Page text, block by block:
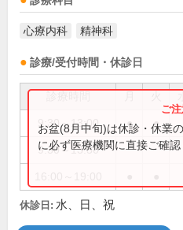
心療内科 精神科
診療/受付時間・休診日
9:30～13:00 ● ●
9:30～13:30
お盆(8月中旬)は休診・休業
に必ず医療機関に直接ご確認
休診日: 水、日、祝